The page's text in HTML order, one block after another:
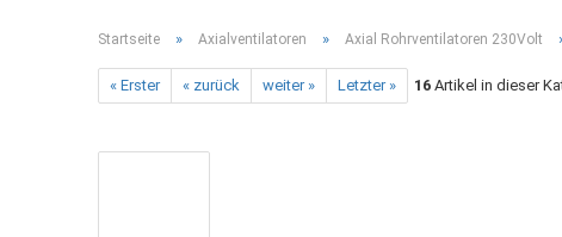
WOHNRAUM-VENTILATOREN WOHNRAUMLÜFTUNG
Startseite » Axialventilatoren » Axial Rohrventilatoren 230Volt
« Erster « zurück weiter » Letzter » 16 Artikel in dieser